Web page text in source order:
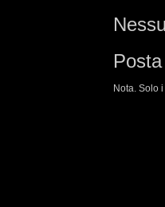
Nota. Solo